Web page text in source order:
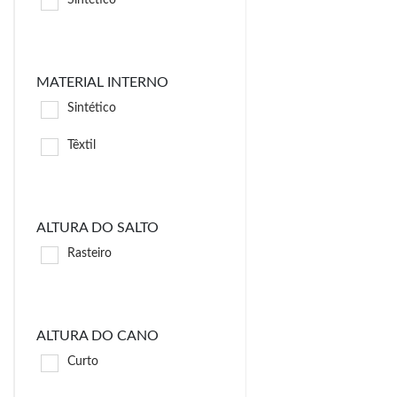
MATERIAL INTERNO
Sintético
Têxtil
ALTURA DO SALTO
Rasteiro
ALTURA DO CANO
Curto